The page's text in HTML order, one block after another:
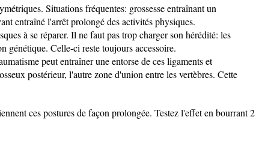
Situations fréquentes: grossesse entraînant un
entraîné l'arrêt prolongé des activités physiques.
à se réparer. Il ne faut pas trop charger son hérédité: les
génétique. Celle-ci reste toujours accessoire.
peut entraîner une entorse de ces ligaments et
postérieur, l'autre zone d'union entre les vertèbres. Cette
ces postures de façon prolongée. Testez l'effet en bourrant 2